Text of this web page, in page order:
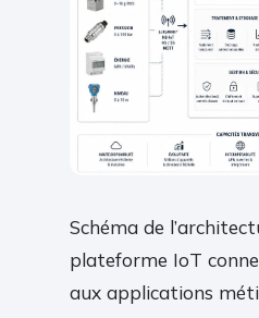
Schéma de
plateforme IoT
aux applications